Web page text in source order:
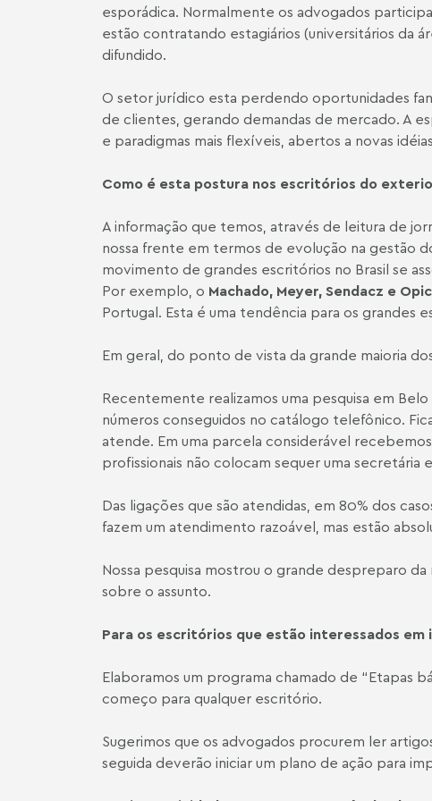
esporádica. Normalmente os advogados
estão contratando estagiários (universitários da
difundido.
O setor jurídico esta perdendo oportunidades
de clientes, gerando demandas de mercado. A
e paradigmas mais flexíveis, abertos a novas
Como é esta postura nos escritórios do
A informação que temos, através de leitura de
nossa frente em termos de evolução na gestão
movimento de grandes escritórios no Brasil se
Por exemplo, o Machado, Meyer, Sendacz e
Portugal. Esta é uma tendência para os grandes
Em geral, do ponto de vista da grande maioria
Recentemente realizamos uma pesquisa em
números conseguidos no catálogo telefônico.
atende. Em uma parcela considerável
profissionais não colocam sequer uma secretária
Das ligações que são atendidas, em 80% dos
fazem um atendimento razoável, mas estão
Nossa pesquisa mostrou o grande despreparo
sobre o assunto.
Para os escritórios que estão interessados
Elaboramos um programa chamado de “Etapas
começo para qualquer escritório.
Sugerimos que os advogados procurem ler
seguida deverão iniciar um plano de ação para